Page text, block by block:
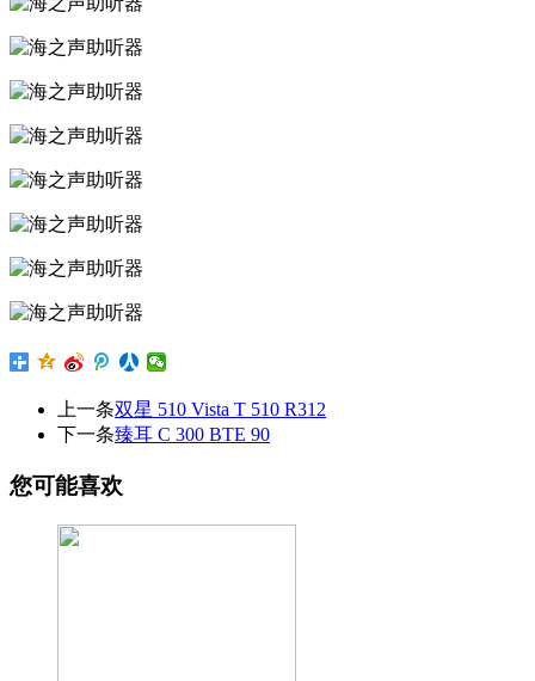
上一条双星 510 Vista T 510 R312
下一条臻耳 C 300 BTE 90
您可能喜欢